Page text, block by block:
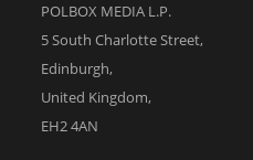
POLBOX MEDIA L.P.
5 South Charlotte Street,
Edinburgh,
United Kingdom,
EH2 4AN